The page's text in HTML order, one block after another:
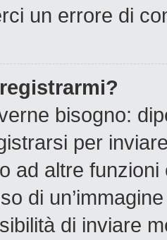
un errore di
bisogno:
per
ad altre
di
di inviare